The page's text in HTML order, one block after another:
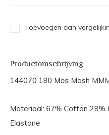
Toevoegen aan
Productomschrijving
144070 180 Mos Mosh
Materiaal: 67% Cotton 28%
Elastane